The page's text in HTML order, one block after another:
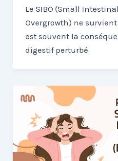
Le SIBO (Small
Overgrowth) ne
est souvent la
digestif perturbé